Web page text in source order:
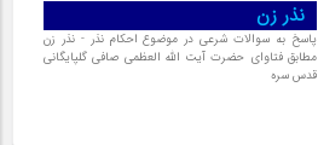
نذر زن
پاسخ به سوالات شرعی در موضوع احکام نذر - نذر زن
مطابق فتاوای حضرت آیت الله العظمی صافی گلپایگانی
قدس سره